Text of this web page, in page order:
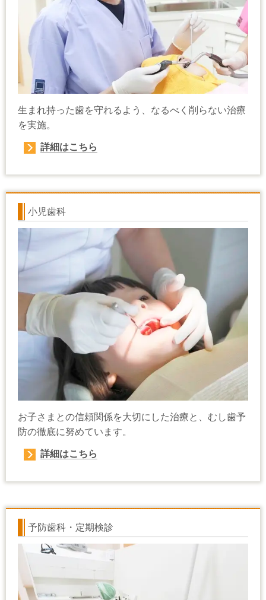
生まれ持った歯を守れるよう、なるべく削らない治療
を実施。
詳細はこちら
小児歯科
お子さまとの信頼関係を大切にした治療と、むし歯予
防の徹底に努めています。
詳細はこちら
予防歯科・定期検診